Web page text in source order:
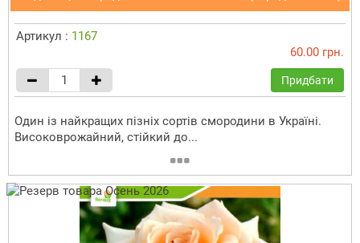
Артикул : 1167
60.00 грн.
Придбати
Один із найкращих пізніх сортів смородини в Україні.
Високоврожайний, стійкий до...